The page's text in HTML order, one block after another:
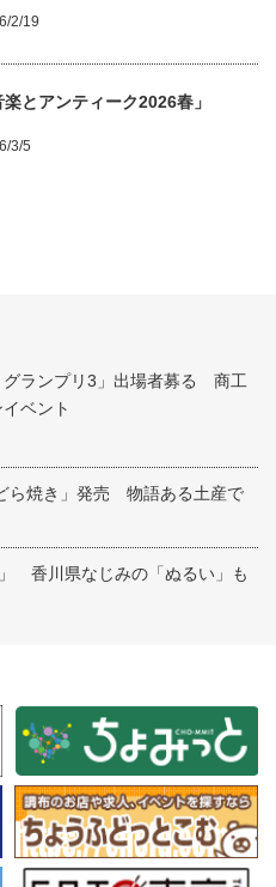
2/19
楽とアンティーク2026春」
3/5
グランプリ3」出場者募る 商工
ベント
ら焼き」発売 物語ある土産で
香川県なじみの「ぬるい」も